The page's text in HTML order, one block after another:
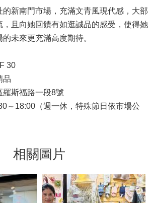
的新南門市場，充滿文青風現代感，大部
，且向她回饋有如逛誠品的感受，使得她
未來更充滿高度期待。
30
品
羅斯福路一段8號
～18:00（週一休，特殊節日依市場公
相關圖片